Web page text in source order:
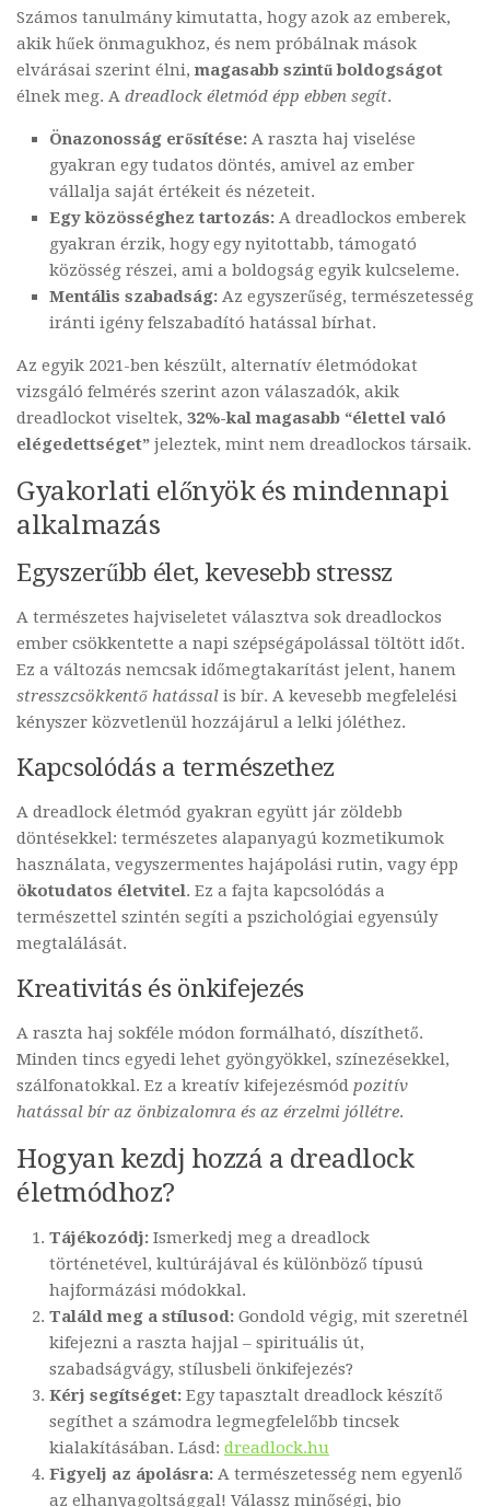
Számos tanulmány kimutatta, hogy azok az emberek,
akik hűek önmagukhoz, és nem próbálnak mások
elvárásai szerint élni,magasabb szintű boldogságot
élnek meg. A dreadlock életmód épp ebben segít.
Önazonosság erősítése: A raszta haj viselése
gyakran egy tudatos döntés, amivel az ember
vállalja saját értékeit és nézeteit.
Egy közösséghez tartozás: A dreadlockos emberek
gyakran érzik, hogy egy nyitottabb, támogató
közösség részei, ami a boldogság egyik kulcseleme.
Mentális szabadság: Az egyszerűség, természetesség
iránti igény felszabadító hatással bírhat.
Az egyik 2021-ben készült, alternatív életmódokat
vizsgáló felmérés szerint azon válaszadók, akik
dreadlockot viseltek, 32%-kal magasabb “élettel való
elégedettséget” jeleztek, mint nem dreadlockos társaik.
Gyakorlati előnyök és mindennapi
alkalmazás
Egyszerűbb élet, kevesebb stressz
A természetes hajviseletet választva sok dreadlockos
ember csökkentette a napi szépségápolással töltött időt.
Ez a változás nemcsak időmegtakarítást jelent, hanem
stresszcsökkentő hatással is bír. A kevesebb megfelelési
kényszer közvetlenül hozzájárul a lelki jóléthez.
Kapcsolódás a természethez
A dreadlock életmód gyakran együtt jár zöldebb
döntésekkel: természetes alapanyagú kozmetikumok
használata, vegyszermentes hajápolási rutin, vagy épp
ökotudatos életvitel. Ez a fajta kapcsolódás a
természettel szintén segíti a pszichológiai egyensúly
megtalálását.
Kreativitás és önkifejezés
A raszta haj sokféle módon formálható, díszíthető.
Minden tincs egyedi lehet gyöngyökkel, színezésekkel,
szálfonatokkal. Ez a kreatív kifejezésmód pozitív
hatással bír az önbizalomra és az érzelmi jóllétre.
Hogyan kezdj hozzá a dreadlock
életmódhoz?
Tájékozódj: Ismerkedj meg a dreadlock
történetével, kultúrájával és különböző típusú
hajformázási módokkal.
Találd meg a stílusod: Gondold végig, mit szeretnél
kifejezni a raszta hajjal – spirituális út,
szabadságvágy, stílusbeli önkifejezés?
Kérj segítséget: Egy tapasztalt dreadlock készítő
segíthet a számodra legmegfelelőbb tincsek
kialakításában. Lásd: dreadlock.hu
Figyelj az ápolásra: A természetesség nem egyenlő
az elhanyagoltsággal! Válassz minőségi, bio